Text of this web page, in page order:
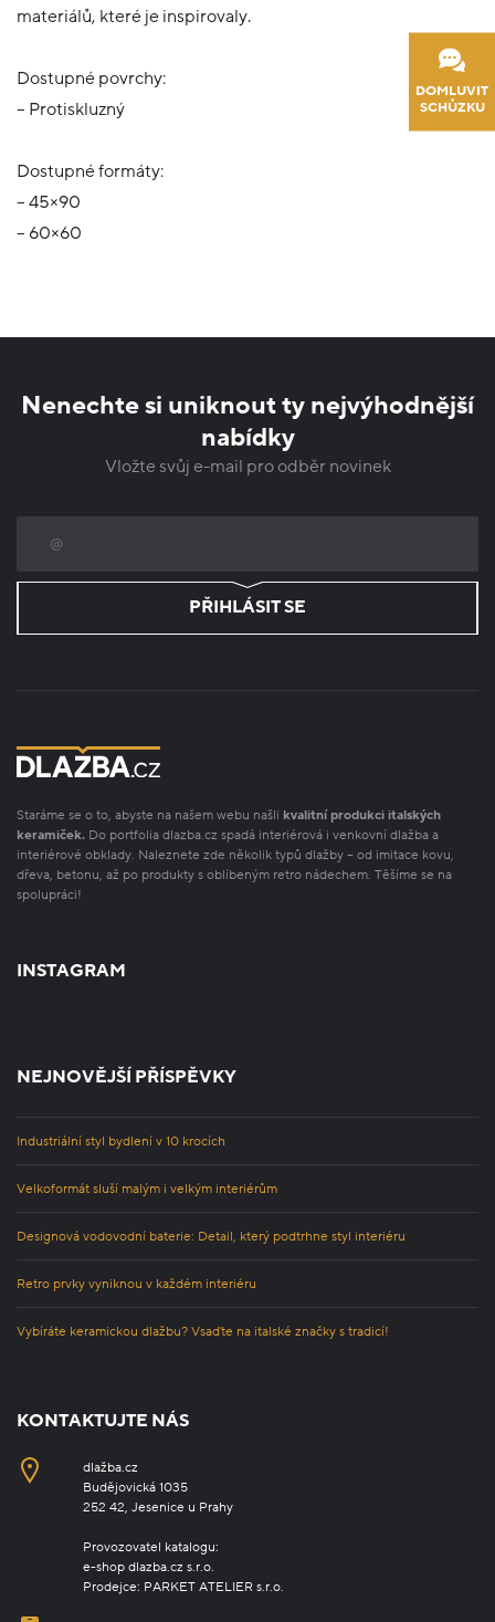
DOMLUVIT
SCHŮZKU
materiálů, které je inspirovaly.
Dostupné povrchy:
– Protiskluzný
Dostupné formáty:
– 45×90
– 60×60
Nenechte si uniknout ty nejvýhodnější
nabídky
Vložte svůj e-mail pro odběr novinek
PŘIHLÁSIT SE
Staráme se o to, abyste na našem webu našli kvalitní produkci italských
keramiček. Do portfolia dlazba.cz spadá interiérová i venkovní dlažba a
interiérové obklady. Naleznete zde několik typů dlažby – od imitace kovu,
dřeva, betonu, až po produkty s oblíbeným retro nádechem. Těšíme se na
spolupráci!
INSTAGRAM
NEJNOVĚJŠÍ PŘÍSPĚVKY
Industriální styl bydlení v 10 krocích
Velkoformát sluší malým i velkým interiérům
Designová vodovodní baterie: Detail, který podtrhne styl interiéru
Retro prvky vyniknou v každém interiéru
Vybíráte keramickou dlažbu? Vsaďte na italské značky s tradicí!
KONTAKTUJTE NÁS
dlažba.cz
Budějovická 1035
252 42, Jesenice u Prahy
Provozovatel katalogu:
e-shop dlazba.cz s.r.o.
Prodejce: PARKET ATELIER s.r.o.